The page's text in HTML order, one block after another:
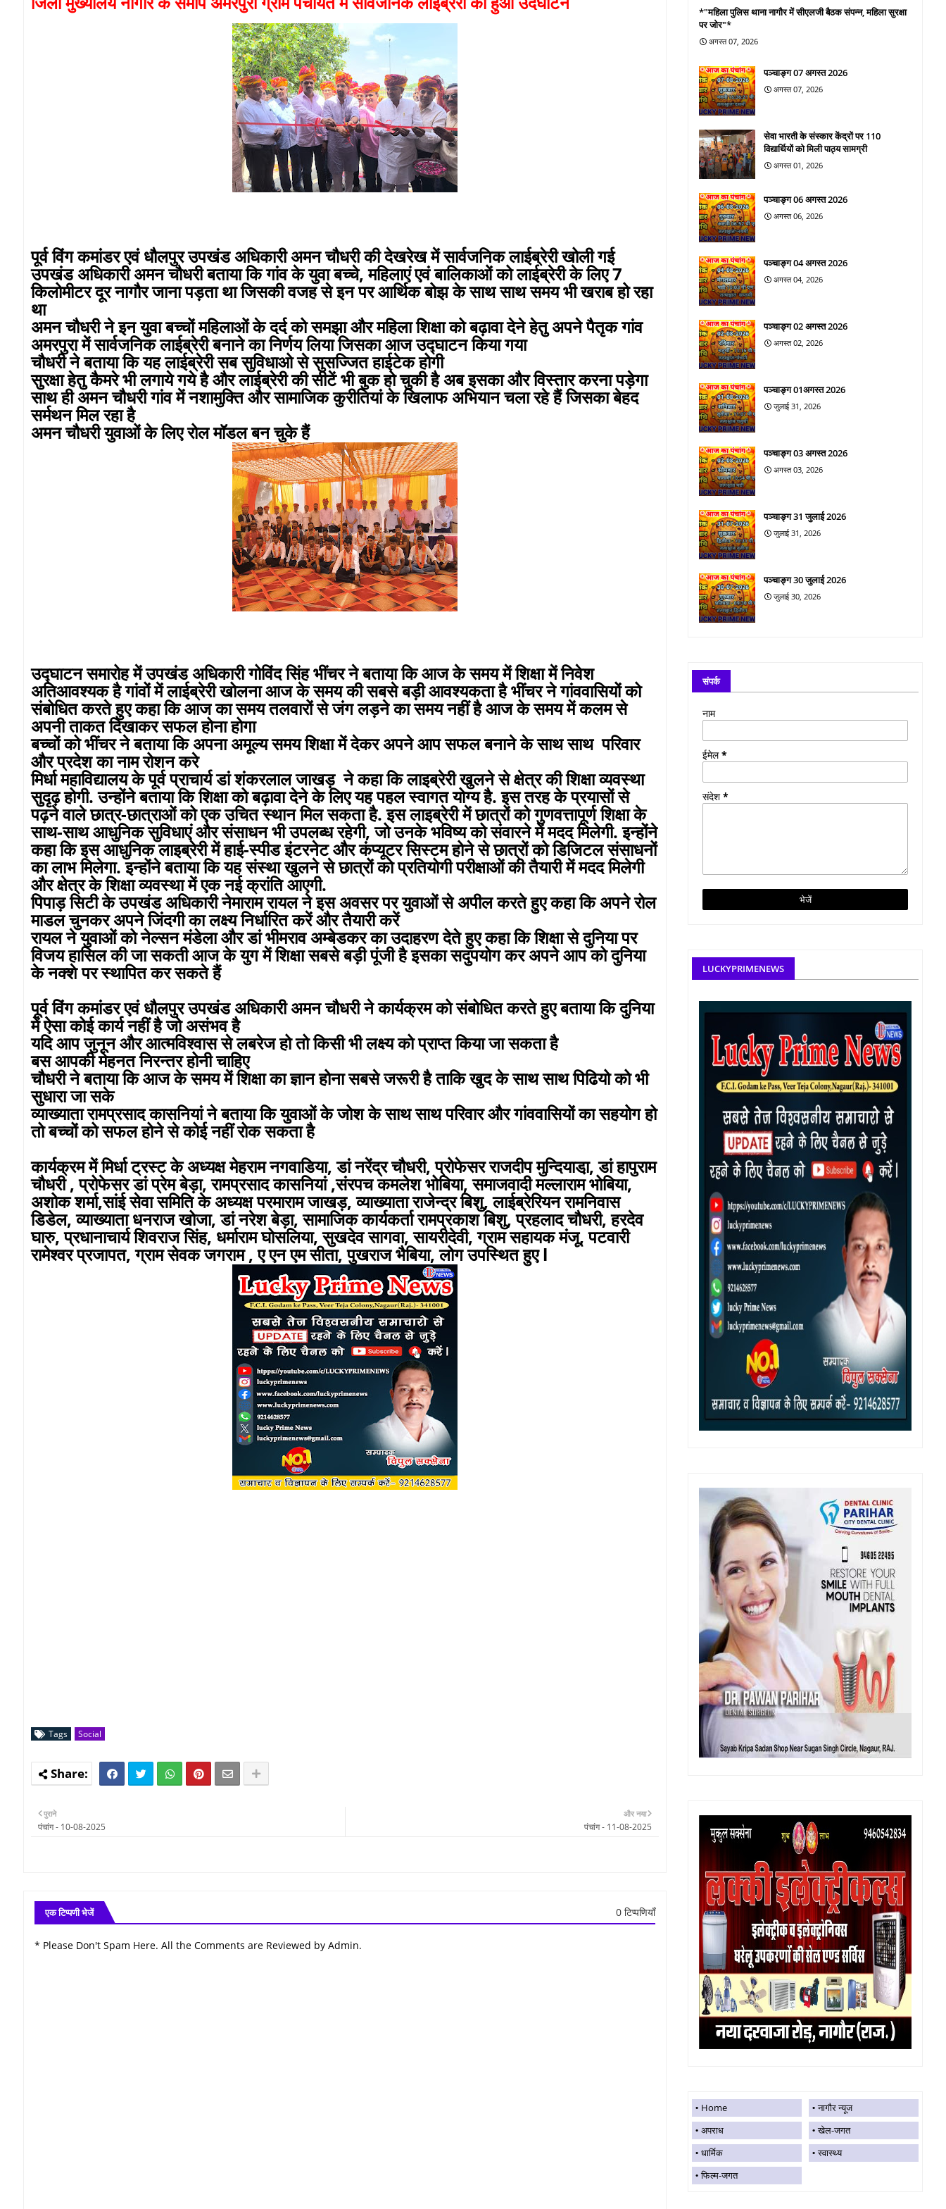
पूर्व विंग कमांडर एवं धौलपुर उपखंड अधिकारी अमन चौधरी की देखरेख में सार्वजनिक लाईब्रेरी खोली गई
उपखंड अधिकारी अमन चौधरी बताया कि गांव के युवा बच्चे, महिलाएं एवं बालिकाओं को लाईब्रेरी के लिए 7
किलोमीटर दूर नागौर जाना पड़ता था जिसकी वजह से इन पर आर्थिक बोझ के साथ साथ समय भी खराब हो रहा
था
अमन चौधरी ने इन युवा बच्चों महिलाओं के दर्द को समझा और महिला शिक्षा को बढ़ावा देने हेतु अपने पैतृक गांव
अमरपुरा में सार्वजनिक लाईब्रेरी बनाने का निर्णय लिया जिसका आज उद्घाटन किया गया
चौधरी ने बताया कि यह लाईब्रेरी सब सुविधाओ से सुसज्जित हाईटेक होगी
सुरक्षा हेतु कैमरे भी लगाये गये है और लाईब्रेरी की सीटें भी बुक हो चुकी है अब इसका और विस्तार करना पड़ेगा
साथ ही अमन चौधरी गांव में नशामुक्ति और सामाजिक कुरीतियां के खिलाफ अभियान चला रहे हैं जिसका बेहद
सर्मथन मिल रहा है
अमन चौधरी युवाओं के लिए रोल मॉडल बन चुके हैं
उद्घाटन समारोह में उपखंड अधिकारी गोविंद सिंह भींचर ने बताया कि आज के समय में शिक्षा में निवेश
अतिआवश्यक है गांवों में लाईब्रेरी खोलना आज के समय की सबसे बड़ी आवश्यकता है भींचर ने गांववासियों को
संबोधित करते हुए कहा कि आज का समय तलवारों से जंग लड़ने का समय नहीं है आज के समय में कलम से
अपनी ताकत दिखाकर सफल होना होगा
बच्चों को भींचर ने बताया कि अपना अमूल्य समय शिक्षा में देकर अपने आप सफल बनाने के साथ साथ परिवार
और प्रदेश का नाम रोशन करे
मिर्धा महाविद्यालय के पूर्व प्राचार्य डां शंकरलाल जाखड़ ने कहा कि लाइब्रेरी खुलने से क्षेत्र की शिक्षा व्यवस्था
सुदृढ़ होगी. उन्होंने बताया कि शिक्षा को बढ़ावा देने के लिए यह पहल स्वागत योग्य है. इस तरह के प्रयासों से
पढ़ने वाले छात्र-छात्राओं को एक उचित स्थान मिल सकता है. इस लाइब्रेरी में छात्रों को गुणवत्तापूर्ण शिक्षा के
साथ-साथ आधुनिक सुविधाएं और संसाधन भी उपलब्ध रहेगी, जो उनके भविष्य को संवारने में मदद मिलेगी. इन्होंने
कहा कि इस आधुनिक लाइब्रेरी में हाई-स्पीड इंटरनेट और कंप्यूटर सिस्टम होने से छात्रों को डिजिटल संसाधनों
का लाभ मिलेगा. इन्होंने बताया कि यह संस्था खुलने से छात्रों को प्रतियोगी परीक्षाओं की तैयारी में मदद मिलेगी
और क्षेत्र के शिक्षा व्यवस्था में एक नई क्रांति आएगी.
पिपाड़ सिटी के उपखंड अधिकारी नेमाराम रायल ने इस अवसर पर युवाओं से अपील करते हुए कहा कि अपने रोल
माडल चुनकर अपने जिंदगी का लक्ष्य निर्धारित करें और तैयारी करें
रायल ने युवाओं को नेल्सन मंडेला और डां भीमराव अम्बेडकर का उदाहरण देते हुए कहा कि शिक्षा से दुनिया पर
विजय हासिल की जा सकती आज के युग में शिक्षा सबसे बड़ी पूंजी है इसका सदुपयोग कर अपने आप को दुनिया
के नक्शे पर स्थापित कर सकते हैं
पूर्व विंग कमांडर एवं धौलपुर उपखंड अधिकारी अमन चौधरी ने कार्यक्रम को संबोधित करते हुए बताया कि दुनिया
में ऐसा कोई कार्य नहीं है जो असंभव है
यदि आप जुनून और आत्मविश्वास से लबरेज हो तो किसी भी लक्ष्य को प्राप्त किया जा सकता है
बस आपकी मेहनत निरन्तर होनी चाहिए
चौधरी ने बताया कि आज के समय में शिक्षा का ज्ञान होना सबसे जरूरी है ताकि खुद के साथ साथ पिढियो को भी
सुधारा जा सके
व्याख्याता रामप्रसाद कासनियां ने बताया कि युवाओं के जोश के साथ साथ परिवार और गांववासियों का सहयोग हो
तो बच्चों को सफल होने से कोई नहीं रोक सकता है
कार्यक्रम में मिर्धा ट्रस्ट के अध्यक्ष मेहराम नगवाडिया, डां नरेंद्र चौधरी, प्रोफेसर राजदीप मुन्दियाडा़, डां हापुराम
चौधरी , प्रोफेसर डां प्रेम बेड़ा, रामप्रसाद कासनियां ,संरपच कमलेश भोबिया, समाजवादी मल्लाराम भोबिया,
अशोक शर्मा,सांई सेवा समिति के अध्यक्ष परमाराम जाखड़, व्याख्याता राजेन्द्र बिशु, लाईब्रेरियन रामनिवास
डिडेल, व्याख्याता धनराज खोजा, डां नरेश बेड़ा, सामाजिक कार्यकर्ता रामप्रकाश बिशु, प्रहलाद चौधरी, हरदेव
घारु, प्रधानाचार्य शिवराज सिंह, धर्माराम घोसलिया, सुखदेव सागवा, सायरीदेवी, ग्राम सहायक मंजू, पटवारी
रामेश्वर प्रजापत, ग्राम सेवक जगराम , ए एन एम सीता, पुखराज भैबिया, लोग उपस्थित हुए l
Tags Social
और नया
पंचांग - 11-08-2025
पुराने
पंचांग - 10-08-2025
एक टिप्पणी भेजें 0 टिप्पणियाँ
* Please Don't Spam Here. All the Comments are Reviewed by Admin.
*"महिला पुलिस थाना नागौर में सीएलजी बैठक संपन्न, महिला सुरक्षा
पर जोर"*
अगस्त 07, 2026
पञ्चाङ्ग 07 अगस्त 2026
अगस्त 07, 2026
सेवा भारती के संस्कार केंद्रों पर 110
विद्यार्थियों को मिली पाठ्य सामग्री
अगस्त 01, 2026
पञ्चाङ्ग 06 अगस्त 2026
अगस्त 06, 2026
पञ्चाङ्ग 04 अगस्त 2026
अगस्त 04, 2026
पञ्चाङ्ग 02 अगस्त 2026
अगस्त 02, 2026
पञ्चाङ्ग 01अगस्त 2026
जुलाई 31, 2026
पञ्चाङ्ग 03 अगस्त 2026
अगस्त 03, 2026
पञ्चाङ्ग 31 जुलाई 2026
जुलाई 31, 2026
पञ्चाङ्ग 30 जुलाई 2026
जुलाई 30, 2026
संपर्क
नाम
ईमेल*
संदेश*
LUCKYPRIMENEWS
Home
नागौर न्यूज
अपराध
खेल-जगत
धार्मिक
स्वास्थ्य
फिल्म-जगत